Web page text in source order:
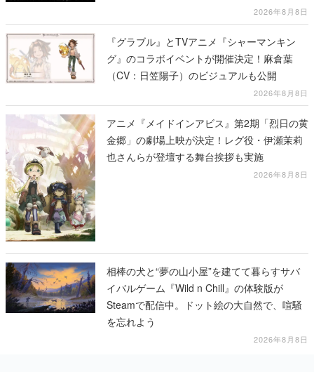
2026年8月8日
『グラブル』とTVアニメ『シャーマンキン
グ』のコラボイベントが開催決定！麻倉葉
（CV：日笠陽子）のビジュアルも公開
2026年8月8日
アニメ『メイドインアビス』第2期「烈日の黄
金郷」の劇場上映が決定！レグ役・伊瀬茉莉
也さんらが登壇する舞台挨拶も実施
2026年8月8日
相棒の犬と“夢の山小屋”を建てて暮らすサバ
イバルゲーム『Wild n Chill』の体験版が
Steamで配信中。ドット絵の大自然で、喧騒
を忘れよう
2026年8月8日